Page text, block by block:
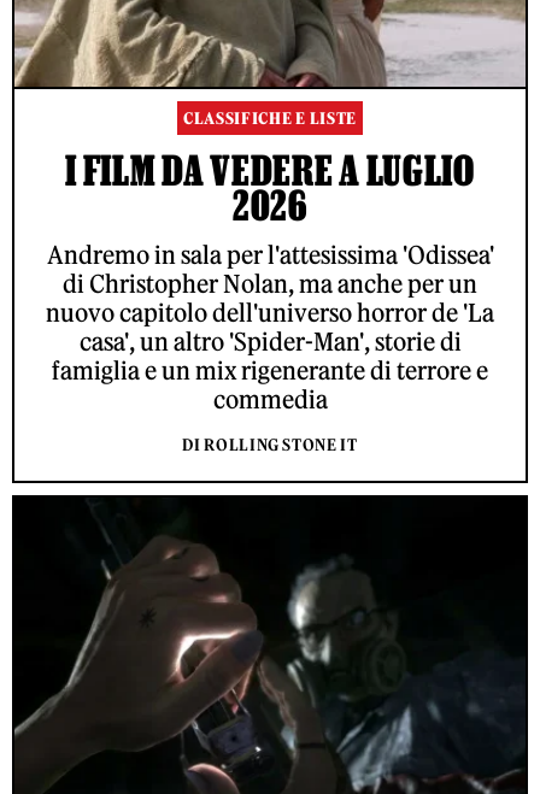
CLASSIFICHE E LISTE
I FILM DA VEDERE A LUGLIO
2026
Andremo in sala per l'attesissima 'Odissea'
di Christopher Nolan, ma anche per un
nuovo capitolo dell'universo horror de 'La
casa', un altro 'Spider-Man', storie di
famiglia e un mix rigenerante di terrore e
commedia
DI ROLLING STONE IT